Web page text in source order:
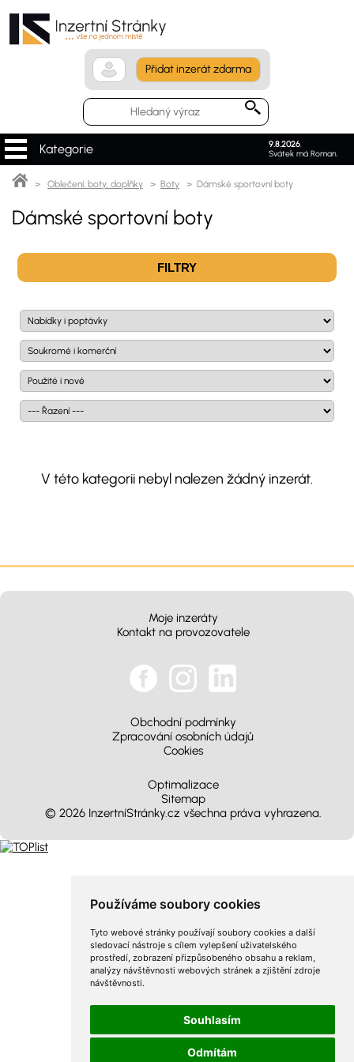
Používáme soubory cookies
Tyto webové stránky používají soubory cookies a další
sledovací nástroje s cílem vylepšení uživatelského
prostředí, zobrazení přizpůsobeného obsahu a reklam,
analýzy návštěvnosti webových stránek a zjištění zdroje
návštěvnosti.
Souhlasím
Odmítám
Přidat inzerát zdarma
9.8.2026.
Svátek má Roman.
Kategorie
> Oblečení, boty, doplňky > Boty > Dámské sportovní boty
Dámské sportovní boty
FILTRY
V této kategorii nebyl nalezen žádný inzerát.
Moje inzeráty
Kontakt na provozovatele
Obchodní podmínky
Zpracování osobních údajů
Cookies
Optimalizace
Sitemap
© 2026 InzertníStránky.cz všechna práva vyhrazena.